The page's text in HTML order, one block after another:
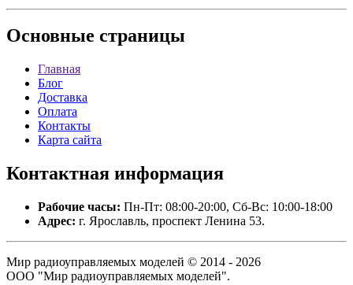
Основные страницы
Главная
Блог
Доставка
Оплата
Контакты
Карта сайта
Контактная информация
Рабочие часы: Пн-Пт: 08:00-20:00, Сб-Вс: 10:00-18:00
Адрес: г. Ярославль, проспект Ленина 53.
Мир радиоуправляемых моделей © 2014 - 2026
ООО "Мир радиоуправляемых моделей".